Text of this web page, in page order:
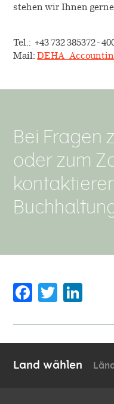
stehen wir Ihnen
Tel.: +43 732 385372 -
Mail:
Bei Fragen
oder zum
Facebook
Twitter
Land wählen